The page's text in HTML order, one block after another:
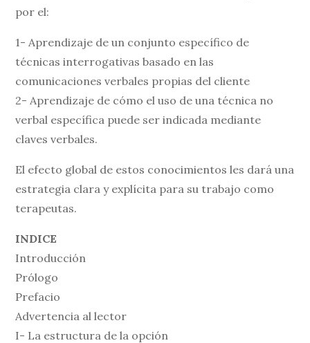
por el:
1- Aprendizaje de un conjunto específico de
técnicas interrogativas basado en las
comunicaciones verbales propias del cliente
2- Aprendizaje de cómo el uso de una técnica no
verbal específica puede ser indicada mediante
claves verbales.
El efecto global de estos conocimientos les dará una
estrategia clara y explícita para su trabajo como
terapeutas.
INDICE
Introducción
Prólogo
Prefacio
Advertencia al lector
I- La estructura de la opción